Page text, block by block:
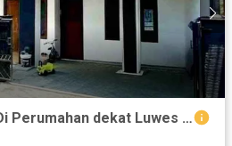
Rumah Bagus Murah Di Perumahan dekat Luwes Gentan